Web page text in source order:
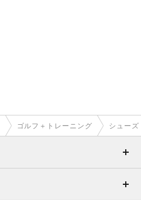
ゴルフ＋トレーニング シューズ